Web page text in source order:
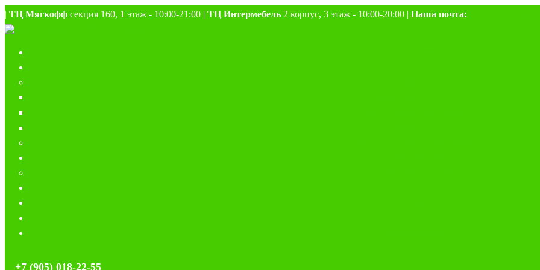
| ТЦ Мягкофф секция 160, 1 этаж - 10:00-21:00 | ТЦ Интермебель 2 корпус, 3 этаж - 10:00-20:00 | Наша почта:
+7 (905) 018-22-55